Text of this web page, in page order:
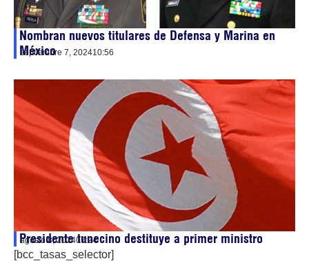
Nombran nuevos titulares de Defensa y Marina en
México
septiembre 7, 202410:56
Presidente tunecino destituye a primer ministro
agosto 8, 202407:24
[bcc_tasas_selector]